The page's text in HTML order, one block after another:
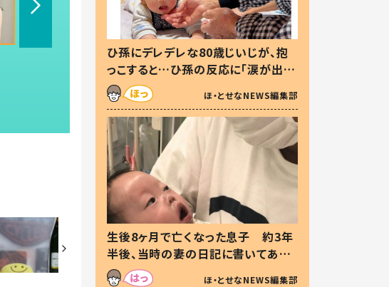
ひ孫にデレデレな80歳じいじが、抱
っこすると…ひ孫の反応に「涙が出ま
した」「可愛くて仕方ない」
ほ・とせなNEWS編集部
生後8ヶ月で亡くなった息子 約3年
半後、当時の妻の日記に書いてあっ
た本音とは
ほ・とせなNEWS編集部